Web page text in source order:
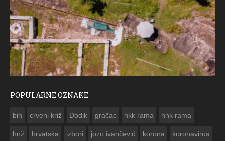
POPULARNE OZNAKE
bih crveni križ Dodik gračac hkk rama hnk rama
hnž hrvatska izbori jozo ivančević korona koronavirus